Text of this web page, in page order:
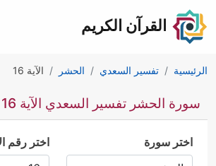
القرآن الكريم
الرئيسية تفسير السعدي الحشر الآية 16
سورة الحشر تفسير السعدي الآية 16
اختر سورة اختر رقم